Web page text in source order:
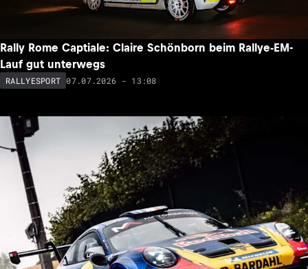
Rally Rome Captiale: Claire Schönborn beim Rallye-EM-
Lauf gut unterwegs
RALLYESPORT 07.07.2026 - 13:08